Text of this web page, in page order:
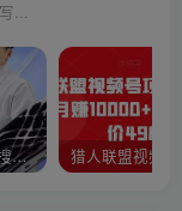
...
薛老丝儿美业seo搜索流量落地课，一周暴涨20w粉丝，全干货讲解